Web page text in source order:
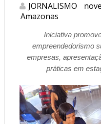
JORNALISMO
Amazonas
Iniciativa
empreendedorismo
empresas,
práticas em